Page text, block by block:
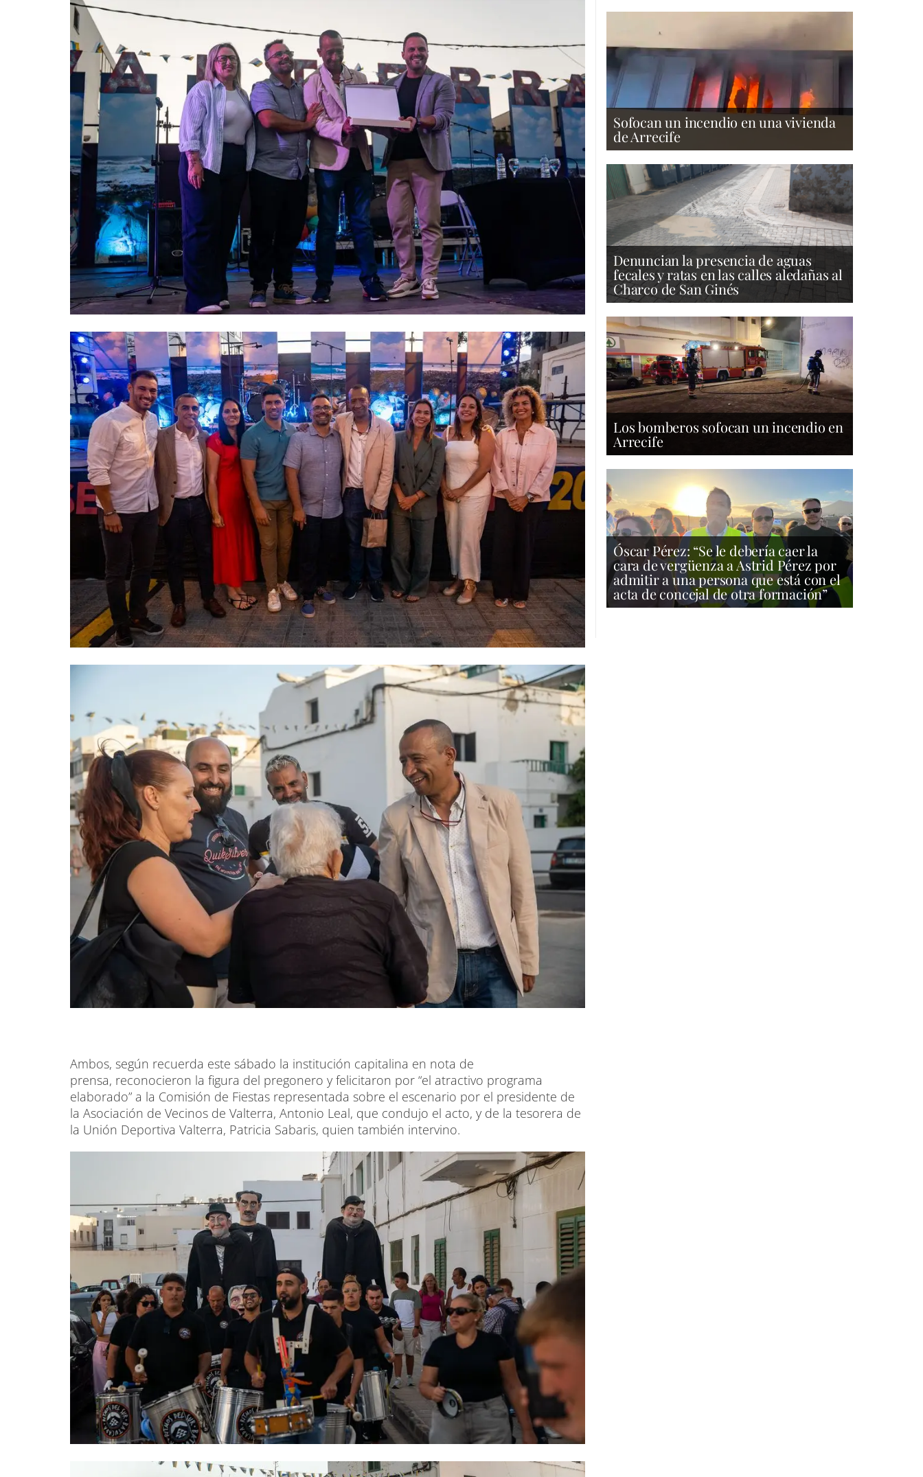
Ambos, según recuerda este sábado la institución capitalina en nota de
prensa, reconocieron la figura del pregonero y felicitaron por “el atractivo programa
elaborado” a la Comisión de Fiestas representada sobre el escenario por el presidente de
la Asociación de Vecinos de Valterra, Antonio Leal, que condujo el acto, y de la tesorera de
la Unión Deportiva Valterra, Patricia Sabaris, quien también intervino.
Sofocan un incendio en una vivienda
de Arrecife
Denuncian la presencia de aguas
fecales y ratas en las calles aledañas al
Charco de San Ginés
Los bomberos sofocan un incendio en
Arrecife
Óscar Pérez: “Se le debería caer la
cara de vergüenza a Astrid Pérez por
admitir a una persona que está con el
acta de concejal de otra formación”